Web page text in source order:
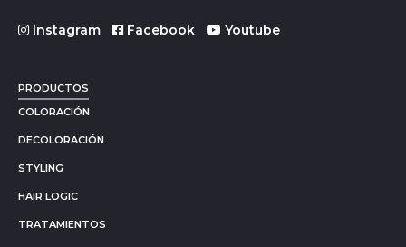
Instagram Facebook Youtube
PRODUCTOS
COLORACIÓN
DECOLORACIÓN
STYLING
HAIR LOGIC
TRATAMIENTOS